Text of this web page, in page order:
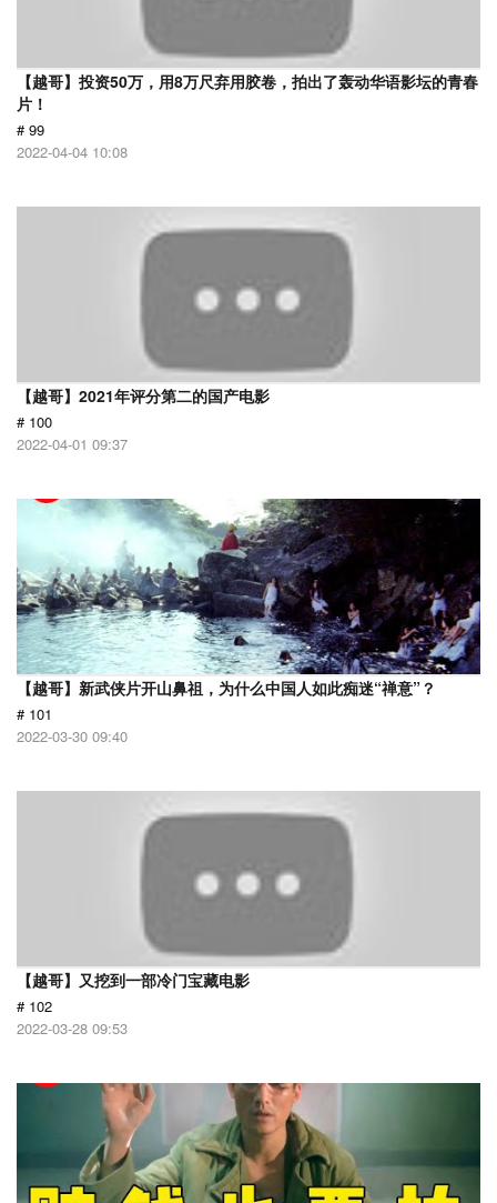
【越哥】投资50万，用8万尺弃用胶卷，拍出了轰动华语影坛的青春
片！
# 99
2022-04-04 10:08
【越哥】2021年评分第二的国产电影
# 100
2022-04-01 09:37
【越哥】新武侠片开山鼻祖，为什么中国人如此痴迷“禅意”？
# 101
2022-03-30 09:40
【越哥】又挖到一部冷门宝藏电影
# 102
2022-03-28 09:53